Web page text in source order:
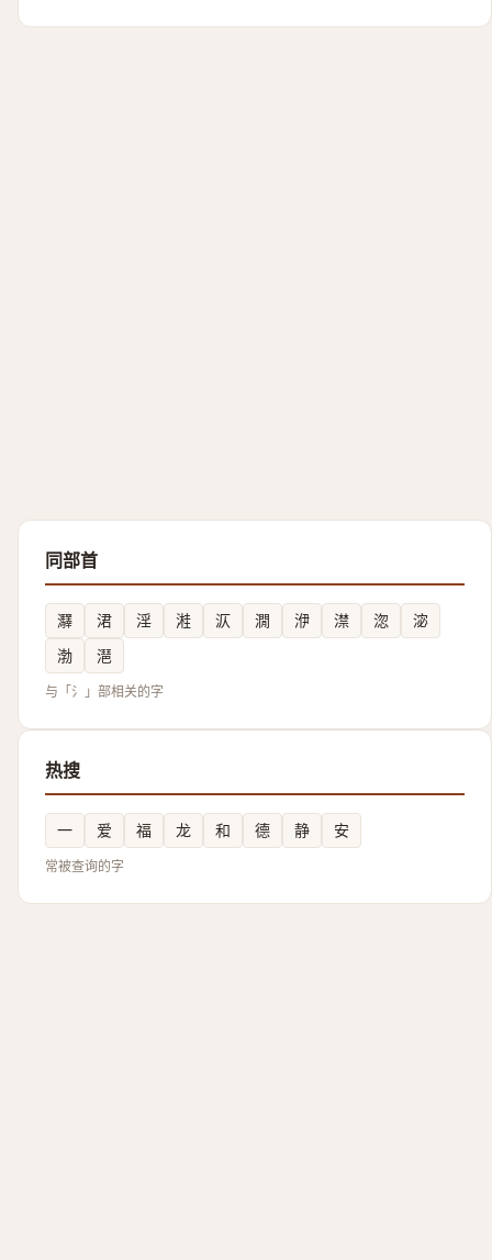
同部首
㶠 涒 淫 溎 㳁 㵎 洢 澿 淴
淧
渤
潖
与「氵」部相关的字
热搜
一 爱 福 龙 和 德 静 安
常被查询的字